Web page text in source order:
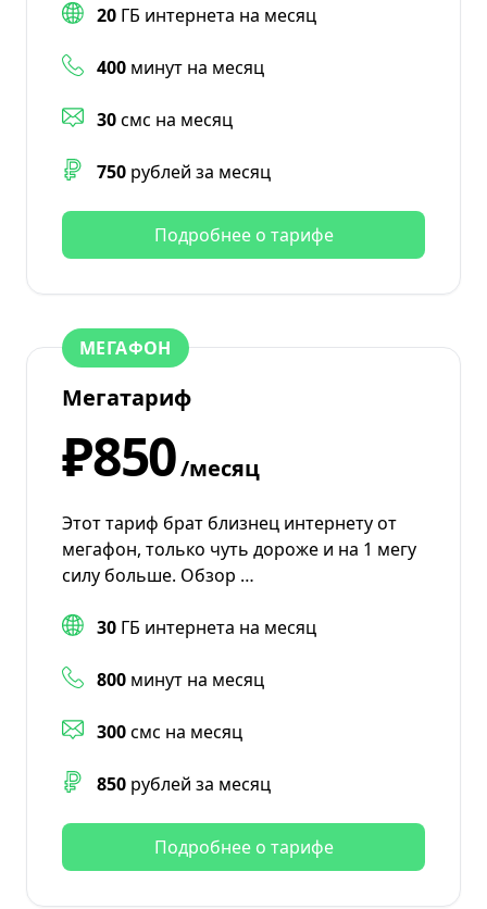
20 ГБ интернета на месяц
400 минут на месяц
30смс на месяц
750 рублей за месяц
Подробнее о тарифе
МЕГАФОН
Мегатариф
₽850/месяц
Этот тариф брат близнец интернету от
мегафон, только чуть дороже и на 1 мегу
силу больше. Обзор …
30 ГБ интернета на месяц
800 минут на месяц
300смс на месяц
850 рублей за месяц
Подробнее о тарифе